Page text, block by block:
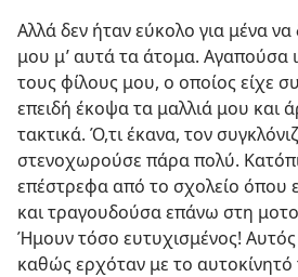
Αλλά δεν ήταν εύκολο για μένα
μου μ’ αυτά τα άτομα. Αγαπούσα
τους φίλους μου, ο οποίος είχε
επειδή έκοψα τα μαλλιά μου και
τακτικά. Ό,τι έκανα, τον
στενοχωρούσε πάρα πολύ.
επέστρεφα από το σχολείο όπου
και τραγουδούσα επάνω στη
Ήμουν τόσο ευτυχισμένος! Αυτός
καθώς ερχόταν με το